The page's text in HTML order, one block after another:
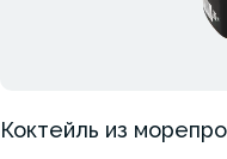
Коктейль из